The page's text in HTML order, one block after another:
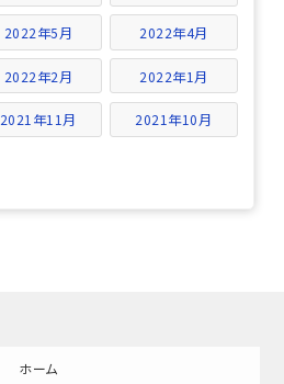
2022年5月 2022年4月
2022年2月 2022年1月
2021年11月 2021年10月
ホーム